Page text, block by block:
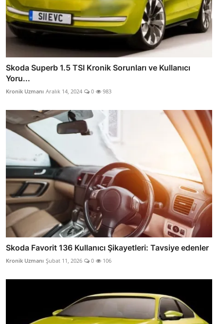
Skoda Superb 1.5 TSI Kronik Sorunları ve Kullanıcı
Yoru...
Kronik Uzmanı Aralık 14, 2024 0 983
Skoda Favorit 136 Kullanıcı Şikayetleri: Tavsiye edenler
Kronik Uzmanı Şubat 11, 2026 0 106